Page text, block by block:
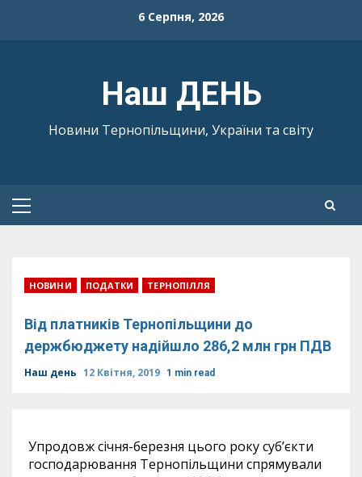
6 Серпня, 2026
Наш ДЕНЬ
Новини Тернопільщини, України та світу
Primary
НОВИНИ ПОДАТКИ ТЕРНОПІЛЛЯ
Від платників Тернопільщини до
держбюджету надійшло 286,2 млн грн ПДВ
Наш день 12 Квітня, 2019 1 min read
Упродовж січня-березня цього року суб’єкти
господарювання Тернопільщини спрямували